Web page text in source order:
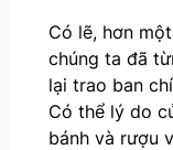
Có lẽ, hơn
chúng ta đã
lại trao ban
Có thể lý do
bánh và rượu